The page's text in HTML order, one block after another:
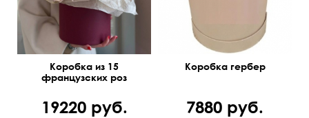
Коробка из 15
французских роз
19220 руб.
Коробка гербер
7880 руб.